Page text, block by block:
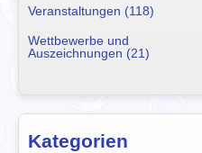
Veranstaltungen (118)
Wettbewerbe und
Auszeichnungen (21)
Kategorien